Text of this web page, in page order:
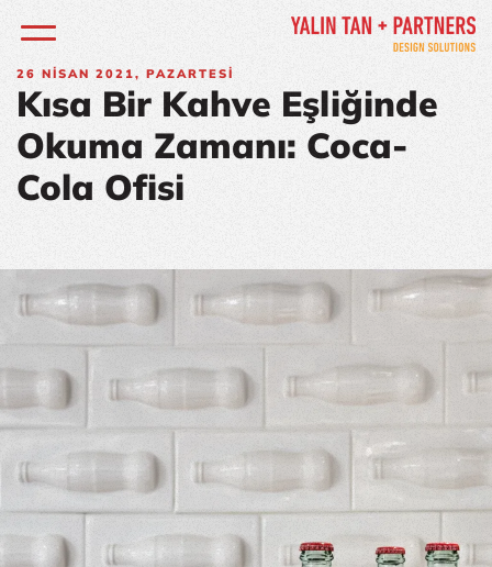
26 NISAN 2021, PAZARTESI
Kısa Bir Kahve Eşliğinde
Okuma Zamanı: Coca-
Cola Ofisi